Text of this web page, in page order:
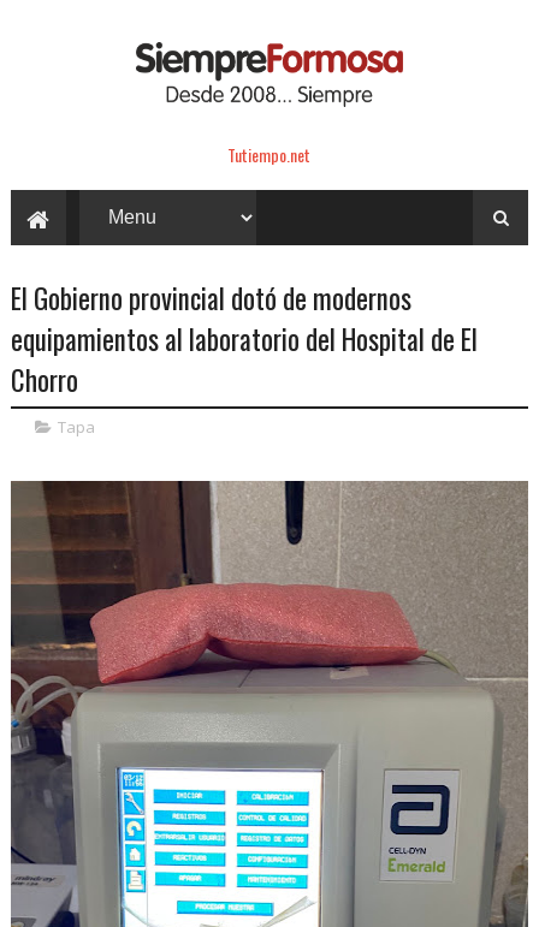
Tutiempo.net
El Gobierno provincial dotó de modernos
equipamientos al laboratorio del Hospital de El
Chorro
Tapa